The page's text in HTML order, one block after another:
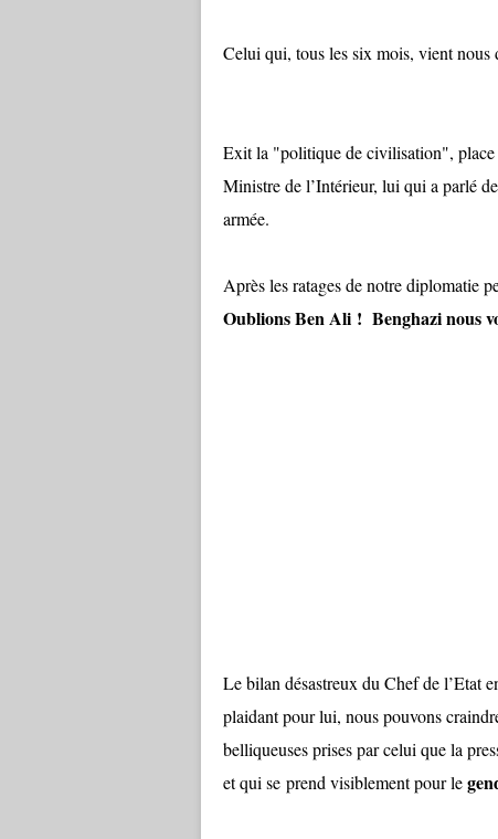
Celui qui, tous les six mois, vient nous
Exit la "politique de civilisation", place
Ministre de l’Intérieur, lui qui a parlé
armée.
Après les ratages de notre diplomatie
Oublions Ben Ali ! Benghazi nous
Le bilan désastreux du Chef de l’Etat
plaidant pour lui, nous pouvons
belliqueuses prises par celui que la
et qui se prend visiblement pour le